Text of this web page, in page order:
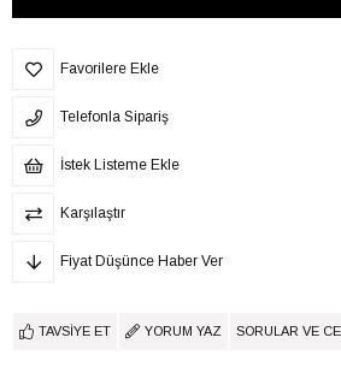
Favorilere Ekle
Telefonla Sipariş
İstek Listeme Ekle
Karşılaştır
Fiyat Düşünce Haber Ver
TAVSIYE ET YORUM YAZ SORULAR VE